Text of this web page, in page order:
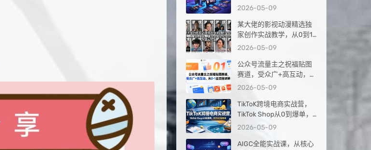
100+，暴力稳定玩法【揭
2026-05-09
某大佬的影视动漫精选独
家创作实战教学，从0到1
落地，新手也能轻松签约
2026-05-09
公众号流量主之祝福贴图
赛道，受众广+高互动，从
0-1全流程讲解
2026-05-09
TikToK跨境电商实战营，
TikTok Shop从0到爆单，
2026出海夺金
2026-05-09
AIGC全能实战课，从核心